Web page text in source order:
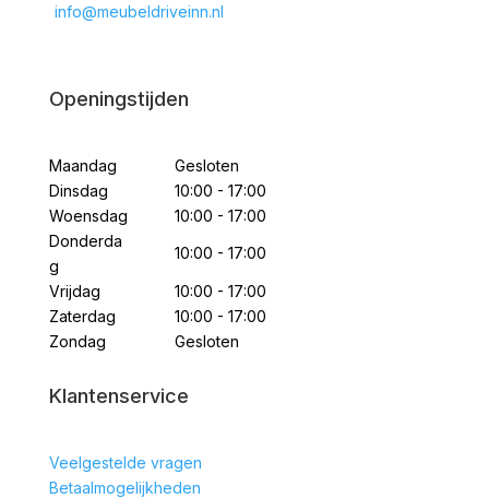
info@meubeldriveinn.nl
Openingstijden
Maandag
Gesloten
Dinsdag
10:00 - 17:00
Woensdag
10:00 - 17:00
Donderda
g
10:00 - 17:00
Vrijdag
10:00 - 17:00
Zaterdag
10:00 - 17:00
Zondag
Gesloten
Klantenservice
Veelgestelde vragen
Betaalmogelijkheden